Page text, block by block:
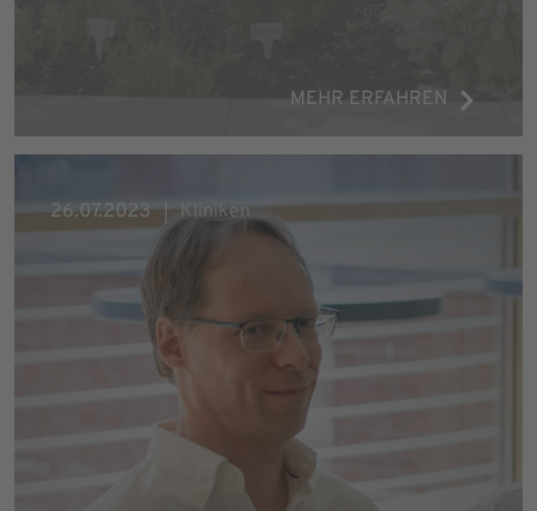
MEHR ERFAHREN
26.07.2023 Kliniken